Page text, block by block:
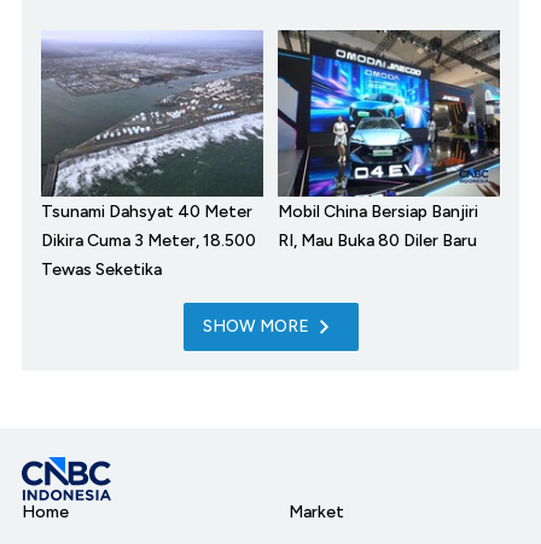
Tsunami Dahsyat 40 Meter
Dikira Cuma 3 Meter, 18.500
Tewas Seketika
Mobil China Bersiap Banjiri
RI, Mau Buka 80 Diler Baru
SHOW MORE
Home
Market